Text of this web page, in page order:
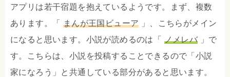
アプリは若干宿題を抱えているようです。まず、複数
あります。「 まんが王国ビューア 」、こちらがメイン
になると思います。小説が読めるのは「 ノメレバ 」で
す。こちらは、小説を投稿することできるので「小説
家になろう」と共通している部分があると思います。